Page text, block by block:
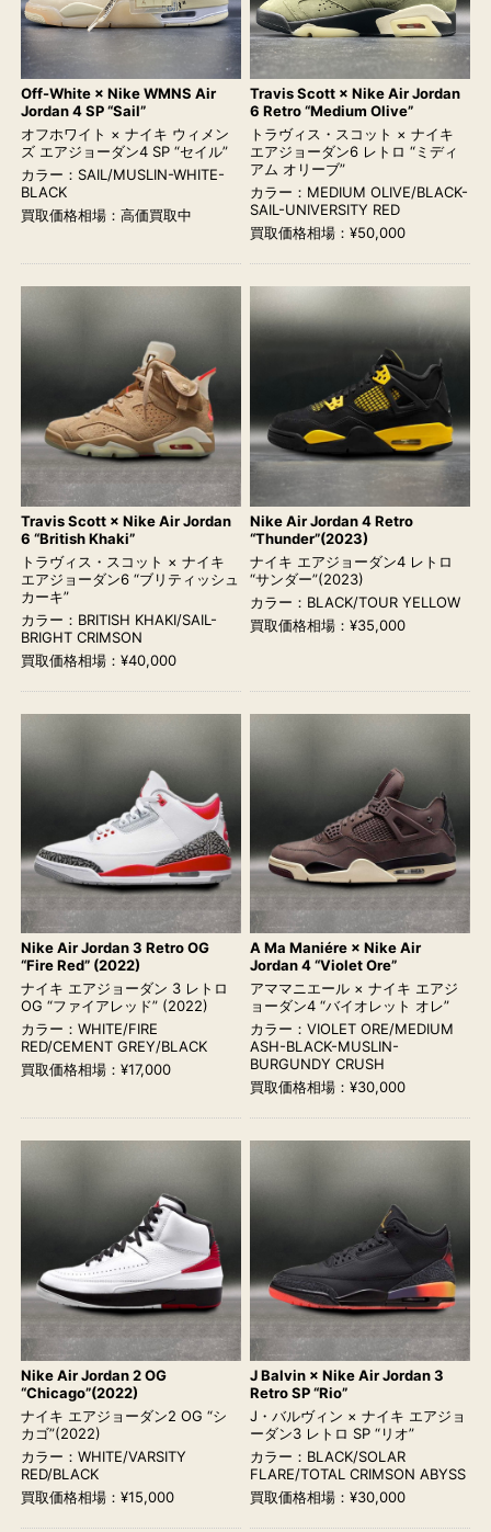
Off-White × Nike WMNS Air
Jordan 4 SP “Sail”
オフホワイト × ナイキ ウィメン
ズ エアジョーダン4 SP “セイル”
カラー：SAIL/MUSLIN-WHITE-
BLACK
買取価格相場：高価買取中
Travis Scott × Nike Air Jordan
6 Retro “Medium Olive”
トラヴィス・スコット × ナイキ
エアジョーダン6 レトロ “ミディ
アム オリーブ”
カラー：MEDIUM OLIVE/BLACK-
SAIL-UNIVERSITY RED
買取価格相場：¥50,000
Travis Scott × Nike Air Jordan
6 “British Khaki”
トラヴィス・スコット × ナイキ
エアジョーダン6 “ブリティッシュ
カーキ”
カラー：BRITISH KHAKI/SAIL-
BRIGHT CRIMSON
買取価格相場：¥40,000
Nike Air Jordan 4 Retro
“Thunder”(2023)
ナイキ エアジョーダン4 レトロ
“サンダー”(2023)
カラー：BLACK/TOUR YELLOW
買取価格相場：¥35,000
Nike Air Jordan 3 Retro OG
“Fire Red” (2022)
ナイキ エアジョーダン 3 レトロ
OG “ファイアレッド” (2022)
カラー：WHITE/FIRE
RED/CEMENT GREY/BLACK
買取価格相場：¥17,000
A Ma Maniére × Nike Air
Jordan 4 “Violet Ore”
アママニエール × ナイキ エアジ
ョーダン4 “バイオレット オレ”
カラー：VIOLET ORE/MEDIUM
ASH-BLACK-MUSLIN-
BURGUNDY CRUSH
買取価格相場：¥30,000
Nike Air Jordan 2 OG
“Chicago”(2022)
ナイキ エアジョーダン2 OG “シ
カゴ”(2022)
カラー：WHITE/VARSITY
RED/BLACK
買取価格相場：¥15,000
J Balvin × Nike Air Jordan 3
Retro SP “Rio”
J・バルヴィン × ナイキ エアジョ
ーダン3 レトロ SP “リオ”
カラー：BLACK/SOLAR
FLARE/TOTAL CRIMSON ABYSS
買取価格相場：¥30,000